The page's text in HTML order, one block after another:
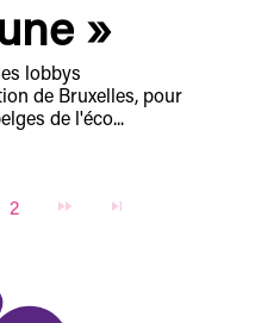
»
lobbys
de Bruxelles, pour
de l'éco...
2